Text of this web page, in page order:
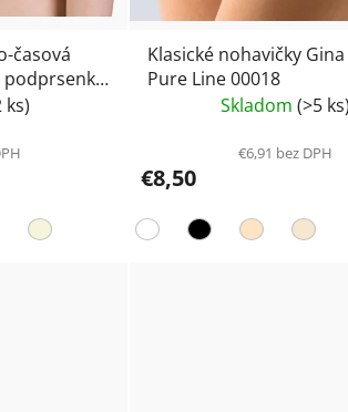
časová
ks)
Klasické nohavičky
Pure Line 00018
Skladom(>5 ks)
€6,91 bez DPH
€8,50